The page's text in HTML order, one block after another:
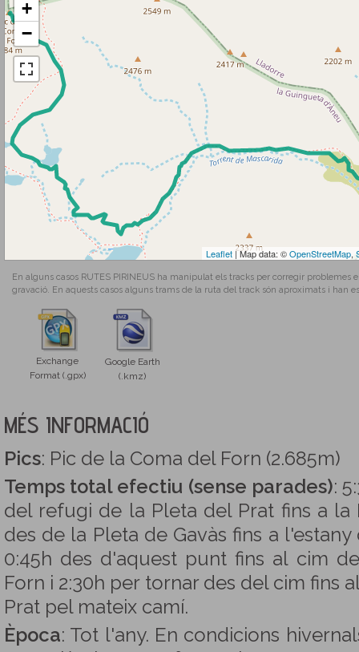
+
−
Leaflet | Map data: ©OpenStreetMap,
En alguns casos RUTES PIRINEUS ha manipulat els tracks per corregir problemes
gravació. En aquests casos alguns trams de la ruta del track són aproximats i han
Exchange
Format (.gpx)
Google Earth
(.kmz)
MÉS INFORMACIÓ
Pics: Pic de la Coma del Forn (2.685m)
Temps total efectiu (sense parades):
del refugi de la Pleta del Prat fins a la
des de la Pleta de Gavàs fins a
0:45h des d'aquest punt fins al cim
Forn i 2:30h per tornar des del cim fins
Prat pel mateix camí.
Època: Tot l'any. En condicions